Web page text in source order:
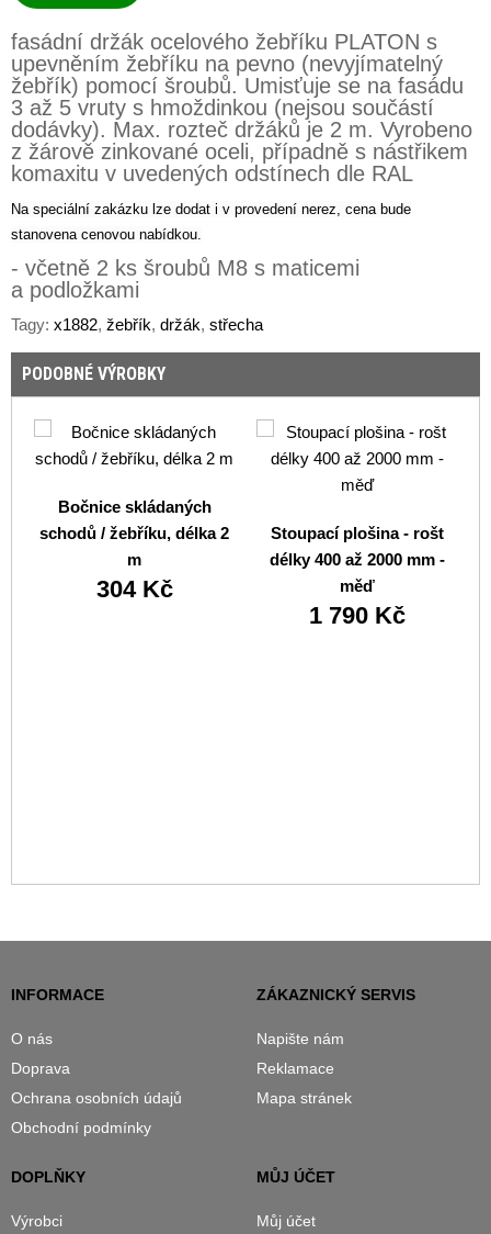
fasádní držák ocelového žebříku PLATON s
upevněním žebříku na pevno (nevyjímatelný
žebřík) pomocí šroubů. Umisťuje se na fasádu
3 až 5 vruty s hmoždinkou (nejsou součástí
dodávky). Max. rozteč držáků je 2 m. Vyrobeno
z žárově zinkované oceli, případně s nástřikem
komaxitu v uvedených odstínech dle RAL
Na speciální zakázku lze dodat i v provedení nerez, cena bude
stanovena cenovou nabídkou.
- včetně 2 ks šroubů M8 s maticemi
a podložkami
Tagy: x1882, žebřík, držák, střecha
PODOBNÉ VÝROBKY
Bočnice skládaných
schodů / žebříku, délka 2
m
304 Kč
Stoupací plošina - rošt
délky 400 až 2000 mm -
měď
1 790 Kč
INFORMACE
O nás
Doprava
Ochrana osobních údajů
Obchodní podmínky
ZÁKAZNICKÝ SERVIS
Napište nám
Reklamace
Mapa stránek
DOPLŇKY
Výrobci
MŮJ ÚČET
Můj účet